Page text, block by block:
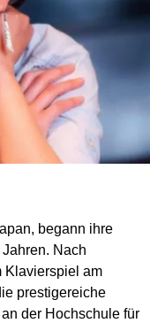
begann ihre
Nach
Klavierspiel am
prestigereiche
der Hochschule für